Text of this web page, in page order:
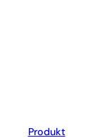
Produkt